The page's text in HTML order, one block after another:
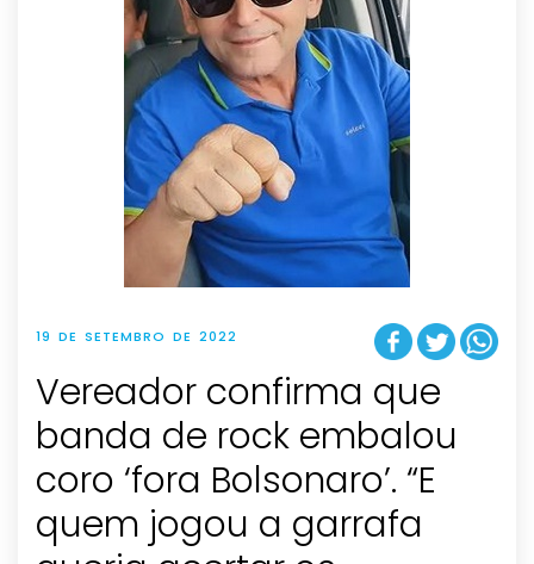
19 DE SETEMBRO DE 2022
Vereador confirma que
banda de rock embalou
coro ‘fora Bolsonaro’. “E
quem jogou a garrafa